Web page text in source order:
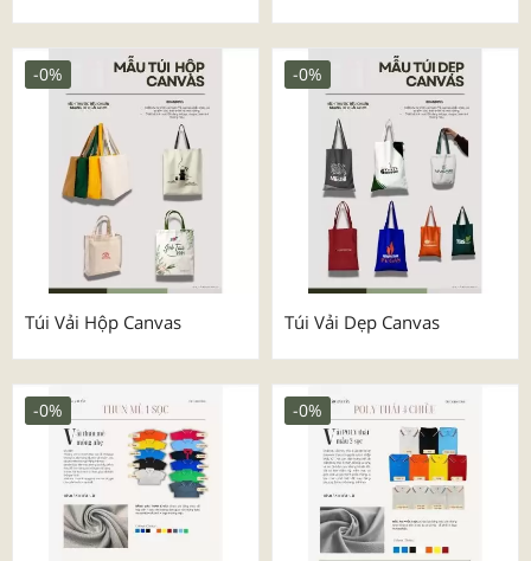
Túi Vải Hộp Canvas
-0%
Túi Vải Dẹp Canvas
-0%
-0% -0%